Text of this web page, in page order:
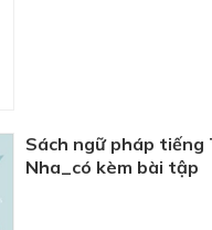
Sách ngữ pháp tiếng
Nha_có kèm bài tập